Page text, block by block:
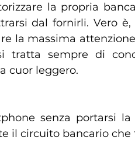
la propria
dal fornirli. Vero è,
la massima
tratta sempre di
cuor leggero.
senza portarsi
il circuito bancario